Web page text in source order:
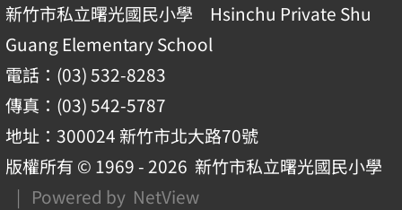
新竹市私立曙光國民小學 Hsinchu Private Shu
Guang Elementary School
電話：(03) 532-8283
傳真：(03) 542-5787
地址：300024 新竹市北大路70號
版權所有 © 1969 - 2026 新竹市私立曙光國民小學
| Powered by NetView